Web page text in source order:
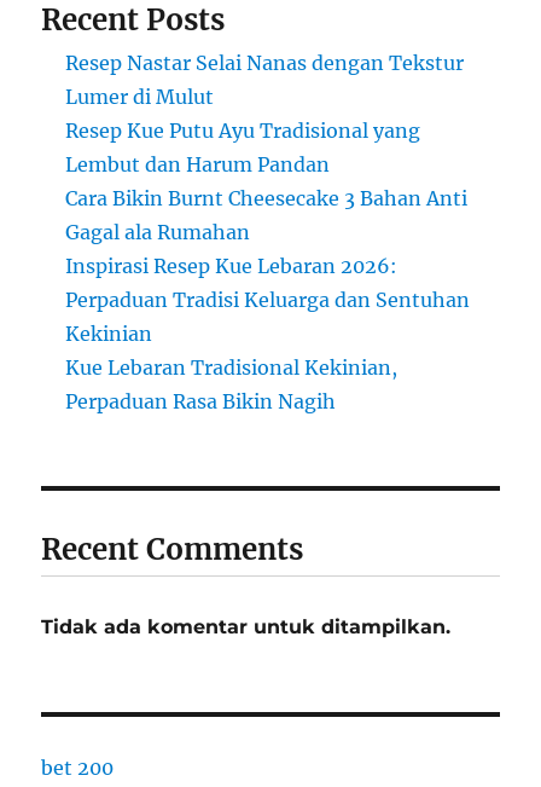
Recent Posts
Resep Nastar Selai Nanas dengan Tekstur
Lumer di Mulut
Resep Kue Putu Ayu Tradisional yang
Lembut dan Harum Pandan
Cara Bikin Burnt Cheesecake 3 Bahan Anti
Gagal ala Rumahan
Inspirasi Resep Kue Lebaran 2026:
Perpaduan Tradisi Keluarga dan Sentuhan
Kekinian
Kue Lebaran Tradisional Kekinian,
Perpaduan Rasa Bikin Nagih
Recent Comments
Tidak ada komentar untuk ditampilkan.
bet 200